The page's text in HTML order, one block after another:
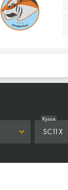
SC11X
Кузов